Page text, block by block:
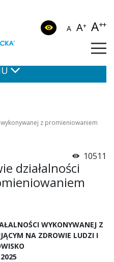
A A+ A++
z promieniowaniem
10511
działalności
WYKONYWANEJ Z
NA ZDROWIE LUDZI I